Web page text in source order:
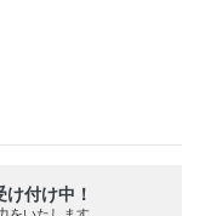
付け中！